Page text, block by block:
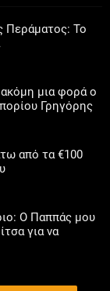
Περάματος: Το
μια φορά ο
Γρηγόρης
από τα €100
Ο Παππάς μου
για να